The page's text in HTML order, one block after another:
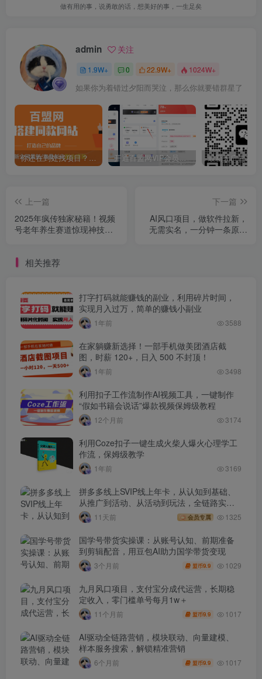
做有用的事，说勇敢的话，想美好的事，一生足矣
admin 关注
1.9W+ 0 22.9W+ 1024W+
如果你为着错过夕阳而哭泣，那么你就要错群星了
你还在到处找项目？还在当韭菜？我靠卖项目一个月收入5万+，曾经我也是个失败者。 开通百盟网VIP会员，尊享全站资源免费下载，享70%的推广提成！！【限时五折优惠】
上一篇
2025年疯传独家秘籍！视频
号老年养生赛道惊现神技，
下一篇
AI风口项目，做软件拉新，
无需实名，一分钟一条原创
相关推荐
打字打码就能赚钱的副业，利用碎片时间，
实现月入过万，简单的赚钱小副业
1年前 3588
在家躺赚新选择！一部手机做美团酒店截
图，时薪 120+，日入 500 不封顶！
1年前 3498
利用扣子工作流制作AI视频工具，一键制作
“假如书籍会说话”爆款视频保姆级教程
12个月前 3174
利用Coze扣子一键生成火柴人爆火心理学工
作流，保姆级教学
1年前 3169
拼多多线上SVIP线上年卡，从认知到基础、
从推广到活动、从活动到玩法，全链路实战
(260730)
11天前 会员专属 1325
国学号带货实操课：从账号认知、前期准备
到剪辑配音，用豆包AI助力国学带货变现
3个月前 盟币9.9 1029
九月风口项目，支付宝分成代运营，长期稳
定收入，零门槛单号每月1w＋
11个月前 盟币9.9 1017
AI驱动全链路营销，模块联动、向量建模、
样本服务搜索，解锁精准营销
6个月前 盟币9.9 1017